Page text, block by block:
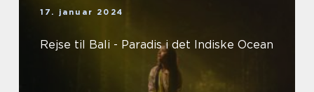
17. januar 2024
Rejse til Bali - Paradis i det Indiske Ocean